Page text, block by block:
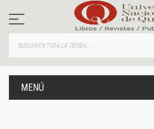
contenido
MENÚ